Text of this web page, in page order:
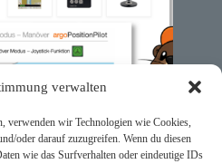
verwalten
verwenden wir Technologien wie Cookies,
oder darauf zuzugreifen. Wenn du diesen
wie das Surfverhalten oder eindeutige IDs